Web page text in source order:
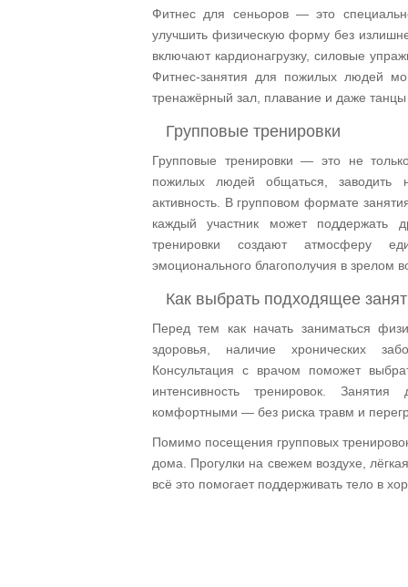
Фитнес для сеньоров — это
улучшить физическую форму без
включают кардионагрузку, силовые
Фитнес-занятия для пожилых людей
тренажёрный зал, плавание и даже
Групповые тренировки
Групповые тренировки — это не
пожилых людей общаться, заводить
активность. В групповом формате
каждый участник может поддержать
тренировки создают атмосферу
эмоционального благополучия в зрелом
Как выбрать подходящее
Перед тем как начать заниматься
здоровья, наличие хронических
Консультация с врачом поможет
интенсивность тренировок.
комфортными — без риска травм и
Помимо посещения групповых
дома. Прогулки на свежем воздухе,
всё это помогает поддерживать тело в